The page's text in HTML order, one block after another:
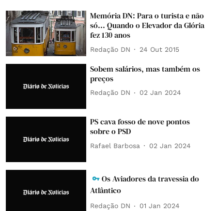
Memória DN: Para o turista e não
só... Quando o Elevador da Glória
fez 130 anos
Redação DN 24 Out 2015
Sobem salários, mas também os
preços
Redação DN 02 Jan 2024
PS cava fosso de nove pontos
sobre o PSD
Rafael Barbosa 02 Jan 2024
Os Aviadores da travessia do
Atlântico
Redação DN 01 Jan 2024